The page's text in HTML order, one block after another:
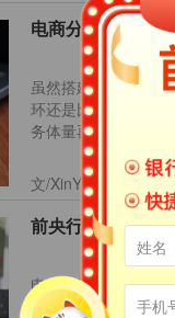
姓名
手机
虽然搭建电商业务
环还是比较困难的
务体量再大，也很
有多重要，应该如
文/XinY
分账
电商二清有哪些解
该如何选择？看看央